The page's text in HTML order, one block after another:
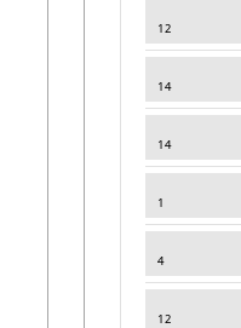
12
14
14
1
4
12